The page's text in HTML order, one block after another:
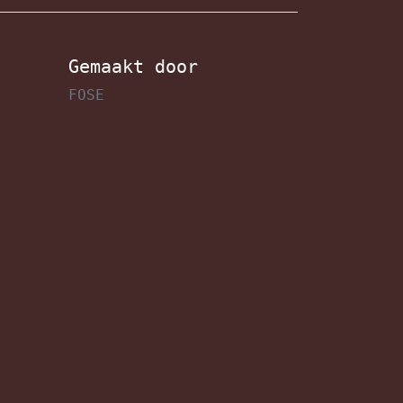
Gemaakt door
FOSE